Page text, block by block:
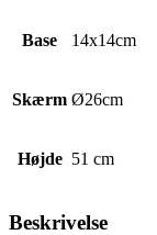
Base 14x14cm
Skærm Ø26cm
Højde 51 cm
Beskrivelse